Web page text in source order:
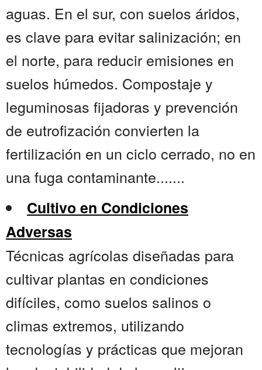
aguas. En el sur, con suelos áridos,
es clave para evitar salinización; en
el norte, para reducir emisiones en
suelos húmedos. Compostaje y
leguminosas fijadoras y prevención
de eutrofización convierten la
fertilización en un ciclo cerrado, no en
una fuga contaminante.......
Cultivo en Condiciones
Adversas
Técnicas agrícolas diseñadas para
cultivar plantas en condiciones
difíciles, como suelos salinos o
climas extremos, utilizando
tecnologías y prácticas que mejoran